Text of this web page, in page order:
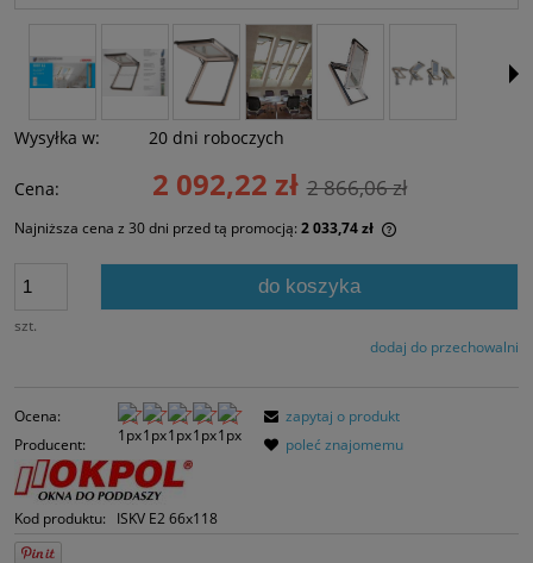
Wysyłka w: 20 dni roboczych
Cena: 2 092,22 zł 2 866,06 zł
Najniższa cena z 30 dni przed tą promocją: 2 033,74 zł
szt.
do koszyka
dodaj do przechowalni
Ocena:
Producent:
Kod produktu: ISKV E2 66x118
zapytaj o produkt
poleć znajomemu